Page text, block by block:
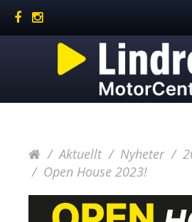
Aktuellt Nyheter
Open House 2023!